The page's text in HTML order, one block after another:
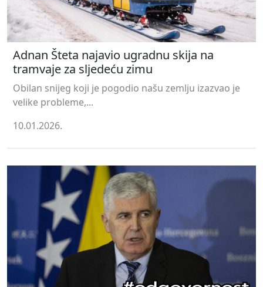
Adnan Šteta najavio ugradnu skija na
tramvaje za sljedeću zimu
Obilan snijeg koji je pogodio našu zemlju izazvao je
velike probleme,...
10.01.2026.